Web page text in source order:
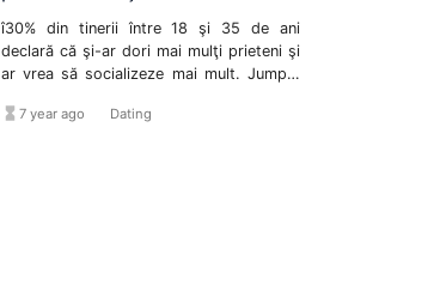
î30% din tinerii între 18 şi 35 de ani
declară că şi-ar dori mai mulţi prieteni şi
ar vrea să socializeze mai mult. Jumppi
de socializare care facilitează întâlnirile
hourglass_full 7 year ago Dating